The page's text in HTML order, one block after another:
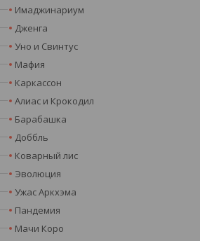
Имаджинариум
Дженга
Уно и Свинтус
Мафия
Каркассон
Алиас и Крокодил
Барабашка
Доббль
Коварный лис
Эволюция
Ужас Аркхэма
Пандемия
Мачи Коро